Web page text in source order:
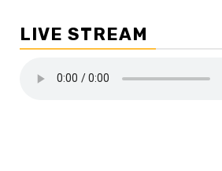
LIVE STREAM